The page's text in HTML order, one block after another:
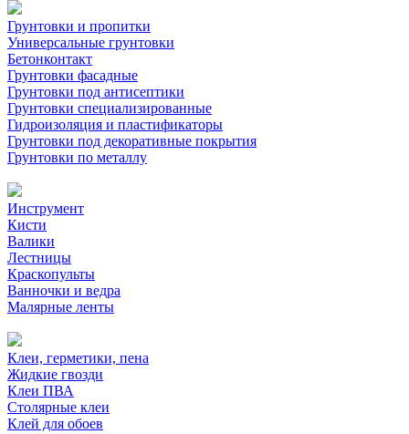
Грунтовки и пропитки
Универсальные грунтовки
Бетонконтакт
Грунтовки фасадные
Грунтовки под антисептики
Грунтовки специализированные
Гидроизоляция и пластификаторы
Грунтовки под декоративные покрытия
Грунтовки по металлу
Инструмент
Кисти
Валики
Лестницы
Краскопульты
Ванночки и ведра
Малярные ленты
Клеи, герметики, пена
Жидкие гвозди
Клеи ПВА
Столярные клеи
Клей для обоев